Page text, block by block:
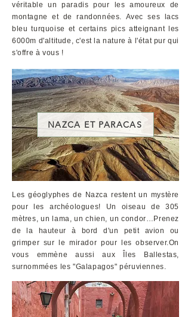
véritable un paradis pour les amoureux de
montagne et de randonnées. Avec ses lacs
bleu turquoise et certains pics atteignant les
6000m d'altitude, c'est la nature à l'état pur qui
s'offre à vous !
NAZCA ET PARACAS
Les géoglyphes de Nazca restent un mystère
pour les archéologues! Un oiseau de 305
mètres, un lama, un chien, un condor…Prenez
de la hauteur à bord d'un petit avion ou
grimper sur le mirador pour les observer.On
vous emmène aussi aux Îles Ballestas,
surnommées les "Galapagos" péruviennes.